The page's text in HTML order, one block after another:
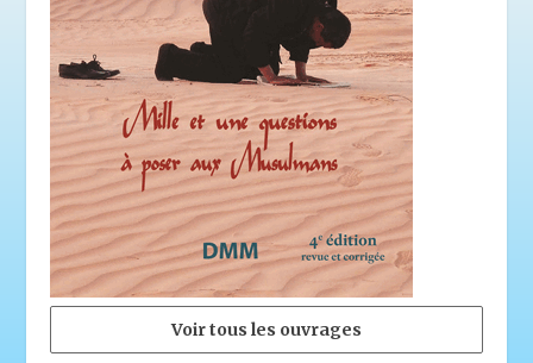
Voir tous les ouvrages